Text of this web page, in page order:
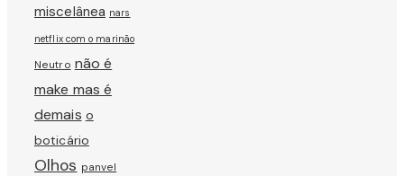
miscelânea nars
netflix com o marinão
Neutro não é
make mas é
demais o
boticário
Olhos panvel